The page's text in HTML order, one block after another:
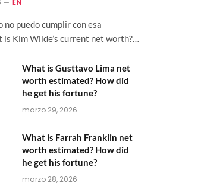
EN
no puedo cumplir con esa
Kim Wilde’s current net worth?…
What is Gusttavo Lima net
worth estimated? How did
he get his fortune?
marzo 29, 2026
What is Farrah Franklin net
worth estimated? How did
he get his fortune?
marzo 28, 2026